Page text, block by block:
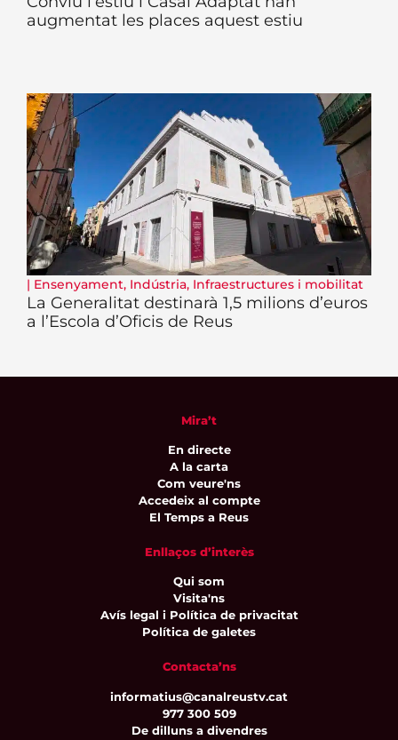
augmentat les places aquest estiu
| Ensenyament, Indústria, Infraestructures i mobilitat
La Generalitat destinarà 1,5 milions d’euros
a l’Escola d’Oficis de Reus
Mira’t
En directe
A la carta
Com veure'ns
Accedeix al compte
El Temps a Reus
Enllaços d’interès
Qui som
Visita'ns
Avís legal i Política de privacitat
Política de galetes
Contacta’ns
informatius@canalreustv.cat
977 300 509
De dilluns a divendres